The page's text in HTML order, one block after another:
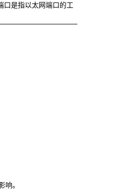
是指以太网端口的工
响。